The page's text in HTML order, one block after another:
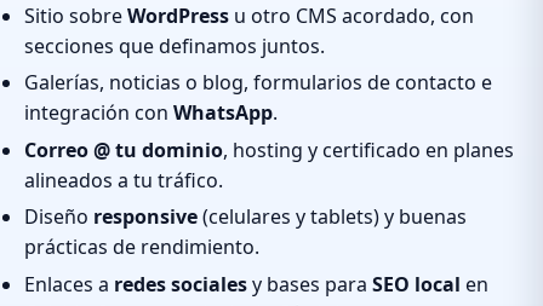
Sitio sobreWordPress u otro CMS acordado, con
secciones que definamos juntos.
Galerías, noticias o blog, formularios de contacto e
integración con WhatsApp.
Correo @ tu dominio, hosting y certificado en planes
alineados a tu tráfico.
Diseño responsive(celulares y tablets) y buenas
prácticas de rendimiento.
Enlaces a redes socialesy bases para SEO local en